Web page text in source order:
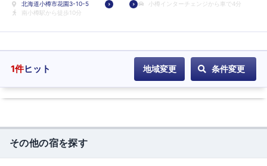
北海道小樽市花園3-10-5
小樽インターチェンジから車で4分
南小樽駅から徒歩10分
1件ヒット 地域変更 条件変更
その他の宿を探す